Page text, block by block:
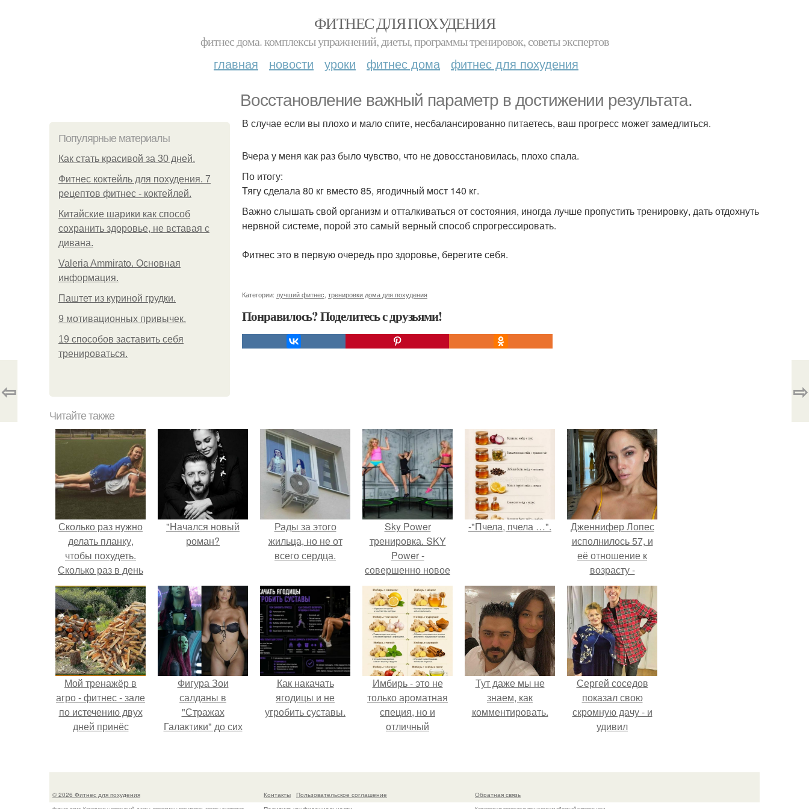
ФИТНЕС ДЛЯ ПОХУДЕНИЯ
фитнес дома. комплексы упражнений, диеты, программы тренировок, советы экспертов
главная новости уроки фитнес дома фитнес для похудения
Восстановление важный параметр в достижении результата.
Популярные материалы
Как стать красивой за 30 дней.
Фитнес коктейль для похудения. 7
рецептов фитнес - коктейлей.
Китайские шарики как способ
сохранить здоровье, не вставая с
дивана.
Valeria Ammirato. Основная
информация.
Паштет из куриной грудки.
9 мотивационных привычек.
19 способов заставить себя
тренироваться.
В случае если вы плохо и мало спите, несбалансированно питаетесь, ваш прогресс может замедлиться.
Вчера у меня как раз было чувство, что не довосстановилась, плохо спала.
По итогу:
Тягу сделала 80 кг вместо 85, ягодичный мост 140 кг.
Важно слышать свой организм и отталкиваться от состояния, иногда лучше пропустить тренировку, дать отдохнуть
нервной системе, порой это самый верный способ спрогрессировать.
Фитнес это в первую очередь про здоровье, берегите себя.
Категории: лучший фитнес тренировки дома для похудения
Понравилось? Поделитесь с друзьями!
⇦ ⇨
Читайте также
Сколько раз нужно
делать планку,
чтобы похудеть.
Сколько раз в день
делать планку —,
чтобы был
результат для
похудения
"Начался новый
роман?
Рады за этого
жильца, но не от
всего сердца.
Sky Power
тренировка. SKY
Power -
совершенно новое
и эффективное
направление в
фитнесе.
-"Пчела, пчела …".
Дженнифер Лопес
исполнилось 57, и
её отношение к
возрасту -
настоящий
манифест
уверенности: "не
говорите, что я
отлично выгляжу
для 57.
Мой тренажёр в
агро - фитнес - зале
по истечению двух
дней принёс
Фигура Зои
салданы в
"Стражах
Галактики" до сих
Как накачать
ягодицы и не
угробить суставы.
Имбирь - это не
только ароматная
специя, но и
отличный
и блюд.
Тут даже мы не
знаем, как
комментировать.
Сергей соседов
показал свою
скромную дачу - и
удивил
© 2026 Фитнес для похудения Контакты
Пользовательское соглашение
Обратная связь